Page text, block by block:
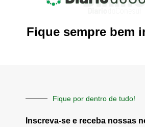
Fique sempre bem
Fique por dentro de tudo!
Inscreva-se e receba nossas